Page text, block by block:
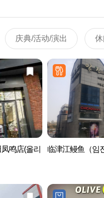
庆典/活动/演出
鸣店(올리
临津江鳗鱼（임